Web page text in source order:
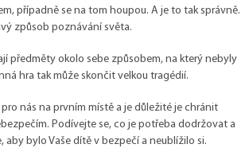
případně se na tom houpou. A je to tak správně.
způsob poznávání světa.
předměty okolo sebe způsobem, na který nebyly
hra tak může skončit velkou tragédií.
pro nás na prvním místě a je důležité je chránit
Podívejte se, co je potřeba dodržovat a
aby bylo Vaše dítě v bezpečí a neublížilo si.